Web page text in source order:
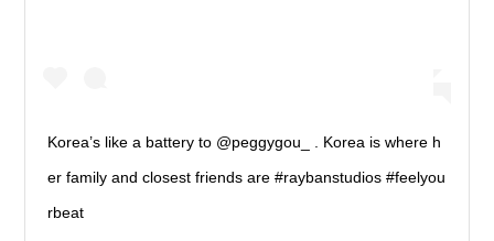
Korea’s like a battery to @peggygou_ . Korea is where h
er family and closest friends are #raybanstudios #feelyou
rbeat